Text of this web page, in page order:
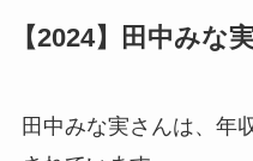
【2024】田中みな
田中みな実さんは、年